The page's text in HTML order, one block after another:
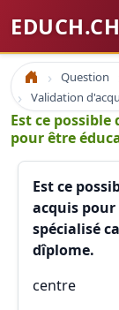
EDUCH.CH
Accueil Question
Est ce
pour être
Est ce
acquis
spécialisé
dîplome.
centre